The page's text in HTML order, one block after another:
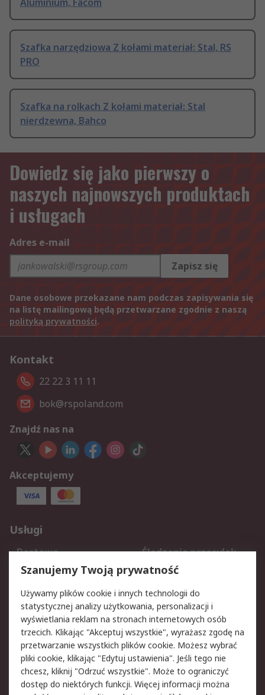
Aluminium, Facom
Szafka narzędziowa Z kołami materiał: Stal, RS
PRO
Szafka na rolkach Z kołami materiał: Stal
nierdzewna, Bahco
Dowiedz się jako pierwszy o
naszych najnowszych produktach
i usługach
Adres e-mail
Zapisz się
Dane osobowe przekazane nam podczas zapisywania się
na listę mailingową będą przetwarzane zgodnie z naszą
polityką prywatności.
Kontakt
22 22 3 11 11
bok@rspoland.com
Znajdź nas na
Akceptujemy
Usługi
Dostawa
Śledzenie przesyłek
Reklamacje i zwroty
Rejestracja
Aspekty prawne
Bezpieczeństwo e-
maila
Polityka dotycząca
plików cookie
Polityka prywatności
Użytkowanie witryny
Zastrzeżenia prawne
Warunki Sprzedaży
Szanujemy Twoją prywatność
Używamy plików cookie i innych technologii do
statystycznej analizy użytkowania, personalizacji i
wyświetlania reklam na stronach internetowych osób
trzecich. Klikając "Akceptuj wszystkie", wyrażasz zgodę na
przetwarzanie wszystkich plików cookie. Możesz wybrać
pliki cookie, klikając "Edytuj ustawienia". Jeśli tego nie
chcesz, kliknij "Odrzuć wszystkie". Może to ograniczyć
dostęp do niektórych funkcji. Więcej informacji można